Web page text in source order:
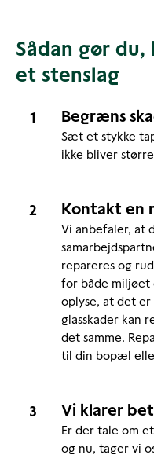
Sådan gør
et stenslag
Begræns
Sæt et stykke
ikke bliver
Kontakt en
Vi anbefaler, at
repareres og
for både miljøet
oplyse, at det
glasskader kan
det samme.
til din bopæl
Vi klarer
Er der tale om
og nu, tager vi